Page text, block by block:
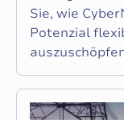
Sie, wie
Potenzial